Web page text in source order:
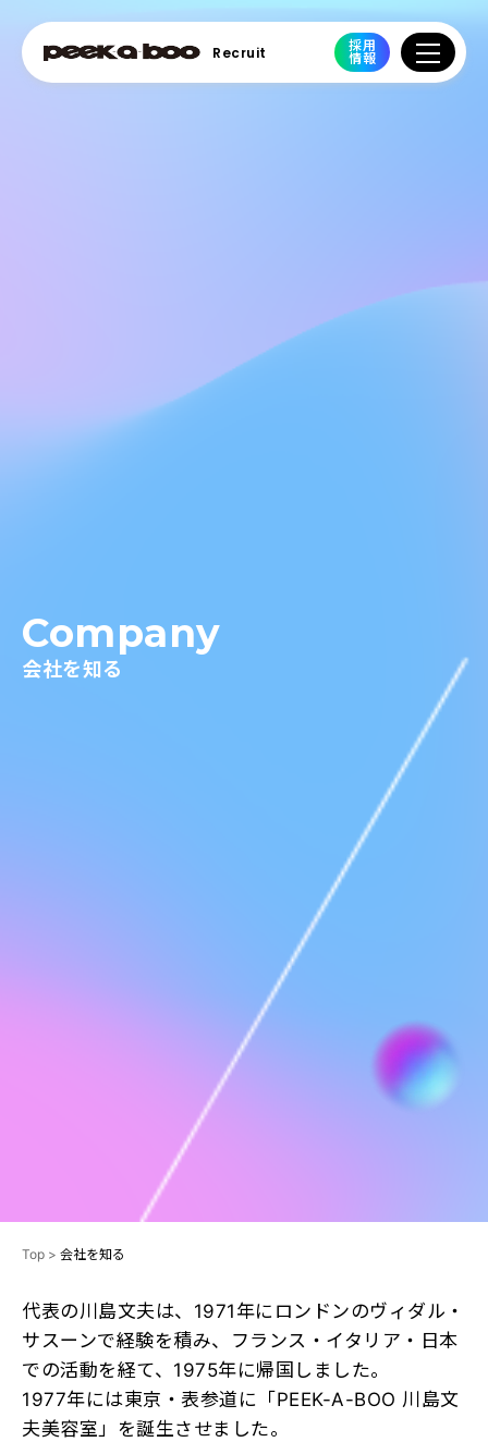
Recruit
採用
情報
Company
会社を知る
Top > 会社を知る
代表の川島文夫は、1971年にロンドンのヴィダル・
サスーンで経験を積み、フランス・イタリア・日本
での活動を経て、1975年に帰国しました。
1977年には東京・表参道に「PEEK-A-BOO 川島文
夫美容室」を誕生させました。